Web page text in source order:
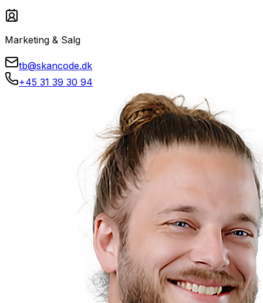
Marketing & Salg
tb@skancode.dk
+45 31 39 30 94